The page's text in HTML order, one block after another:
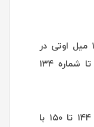
لاک ژل های جذاب و با کیفیت ۱۵ میل اوتی در
رنگبندی متنوع از شماره های یک تا شماره ۱۳۴
از شماره ۱۳۵ تا ۱۴۳ و از شماره ۱۴۴ تا ۱۵۰ با